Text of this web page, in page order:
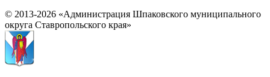
© 2013-2026 «Администрация Шпаковского муниципального
округа Ставропольского края»